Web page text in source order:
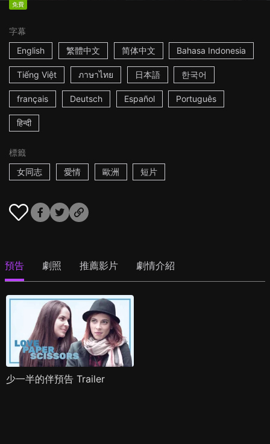
免費
字幕
English
繁體中文 简体中文 Bahasa Indonesia
Tiếng Việt ภาษาไทย 日本語 한국어
français Deutsch Español Português
हिन्दी
標籤
女同志
愛情 歐洲 短片
預告 劇照 推薦影片 劇情介紹
少一半的伴預告 Trailer